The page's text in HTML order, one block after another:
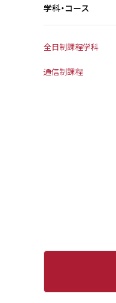
学科・コース
全日制課程学科
通信制課程